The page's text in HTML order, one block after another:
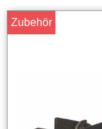
Zubehör